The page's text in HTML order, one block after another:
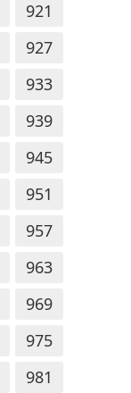
921
927
933
939
945
951
957
963
969
975
981